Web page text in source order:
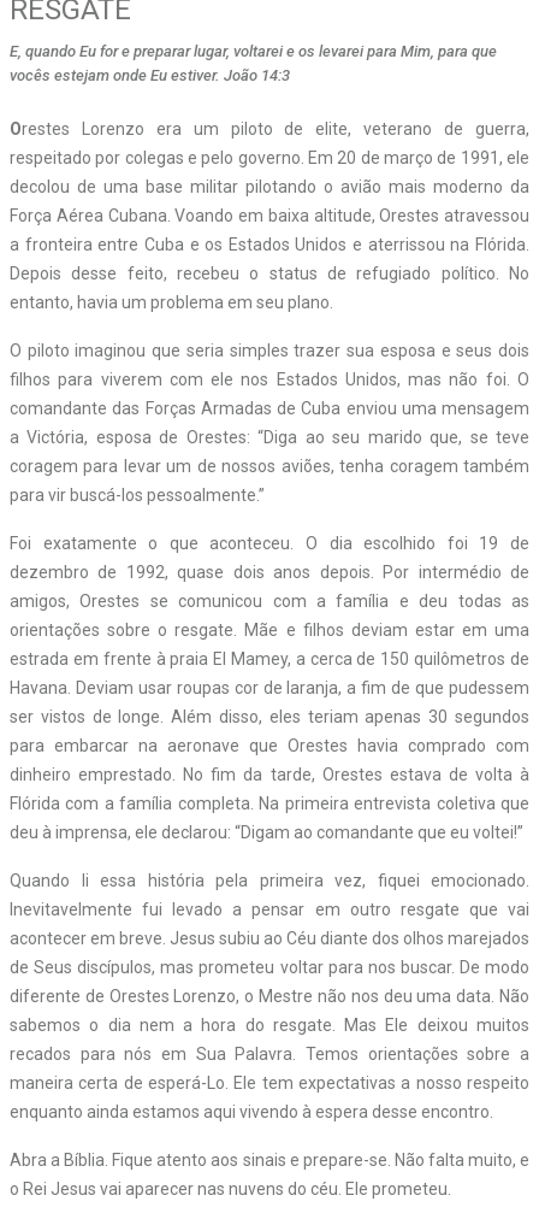
RESGATE
E, quando Eu for e preparar lugar, voltarei e os levarei para Mim, para que
vocês estejam onde Eu estiver. João 14:3
Orestes Lorenzo era um piloto de elite, veterano de guerra,
respeitado por colegas e pelo governo. Em 20 de março de 1991, ele
decolou de uma base militar pilotando o avião mais moderno da
Força Aérea Cubana. Voando em baixa altitude, Orestes atravessou
a fronteira entre Cuba e os Estados Unidos e aterrissou na Flórida.
Depois desse feito, recebeu o status de refugiado político. No
entanto, havia um problema em seu plano.
O piloto imaginou que seria simples trazer sua esposa e seus dois
filhos para viverem com ele nos Estados Unidos, mas não foi. O
comandante das Forças Armadas de Cuba enviou uma mensagem
a Victória, esposa de Orestes: “Diga ao seu marido que, se teve
coragem para levar um de nossos aviões, tenha coragem também
para vir buscá-los pessoalmente.”
Foi exatamente o que aconteceu. O dia escolhido foi 19 de
dezembro de 1992, quase dois anos depois. Por intermédio de
amigos, Orestes se comunicou com a família e deu todas as
orientações sobre o resgate. Mãe e filhos deviam estar em uma
estrada em frente à praia El Mamey, a cerca de 150 quilômetros de
Havana. Deviam usar roupas cor de laranja, a fim de que pudessem
ser vistos de longe. Além disso, eles teriam apenas 30 segundos
para embarcar na aeronave que Orestes havia comprado com
dinheiro emprestado. No fim da tarde, Orestes estava de volta à
Flórida com a família completa. Na primeira entrevista coletiva que
deu à imprensa, ele declarou: “Digam ao comandante que eu voltei!”
Quando li essa história pela primeira vez, fiquei emocionado.
Inevitavelmente fui levado a pensar em outro resgate que vai
acontecer em breve. Jesus subiu ao Céu diante dos olhos marejados
de Seus discípulos, mas prometeu voltar para nos buscar. De modo
diferente de Orestes Lorenzo, o Mestre não nos deu uma data. Não
sabemos o dia nem a hora do resgate. Mas Ele deixou muitos
recados para nós em Sua Palavra. Temos orientações sobre a
maneira certa de esperá-Lo. Ele tem expectativas a nosso respeito
enquanto ainda estamos aqui vivendo à espera desse encontro.
Abra a Bíblia. Fique atento aos sinais e prepare-se. Não falta muito, e
o Rei Jesus vai aparecer nas nuvens do céu. Ele prometeu.